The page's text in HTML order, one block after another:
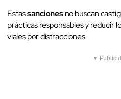
Estassancionesno buscan
prácticas responsables y reducir
viales por distracciones.
▼